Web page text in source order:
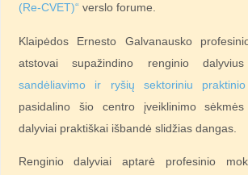
(Re-CVET)“ verslo forume.
Klaipėdos Ernesto Galvanausko
atstovai supažindino renginio
sandėliavimo ir ryšių sektoriniu
pasidalino šio centro įveiklinimo
dalyviai praktiškai išbandė slidžias dangas.
Renginio dalyviai aptarė profesinio